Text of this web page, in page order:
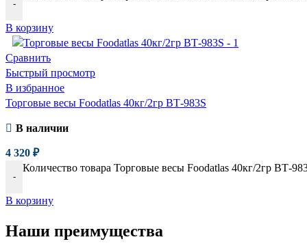
-
В корзину
Сравнить
Быстрый просмотр
В избранное
Торговые весы Foodatlas 40кг/2гр ВТ-983S
В наличии
4 320 ₽
-
Количество товара Торговые весы Foodatlas 40кг/2гр ВТ-
В корзину
Наши преимущества